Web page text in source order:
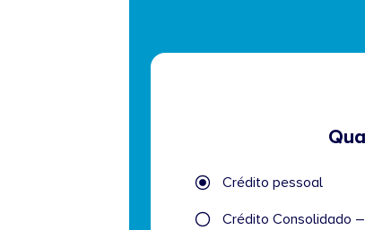
Qual
seguintes
Crédito pessoal